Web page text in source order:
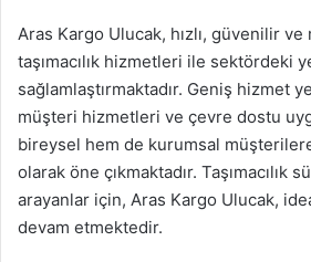
Aras Kargo Ulucak, hızlı, güvenilir ve
taşımacılık hizmetleri ile sektördeki
sağlamlaştırmaktadır. Geniş hizmet
müşteri hizmetleri ve çevre dostu
bireysel hem de kurumsal
olarak öne çıkmaktadır. Taşımacılık
arayanlar için, Aras Kargo Ulucak,
devam etmektedir.